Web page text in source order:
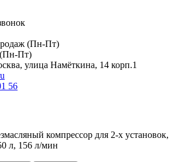
(Пн-Пт)
Пт)
улица Намёткина, 14 корп.1
56
компрессор для 2-х установок,
л, 156 л/мин